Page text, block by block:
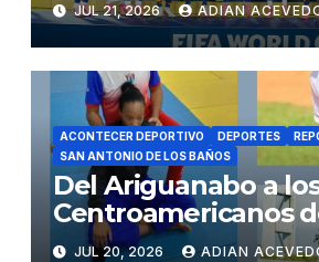
JUL 21, 2026 ADIAN
ACONTECER DEPORTIVO DEPORTES
SAN ANTONIO DE LOS BAÑOS
Del Ariguanabo a
Centroamericanos
Domingo
JUL 20, 2026 ADIAN